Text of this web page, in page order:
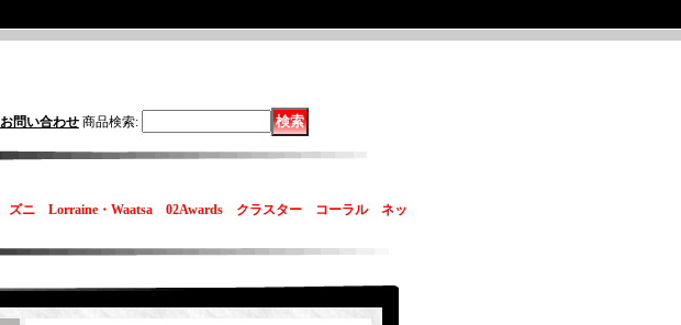
お問い合わせ 商品検索:
ズニ Lorraine・Waatsa 02Awards クラスター コーラル ネッ